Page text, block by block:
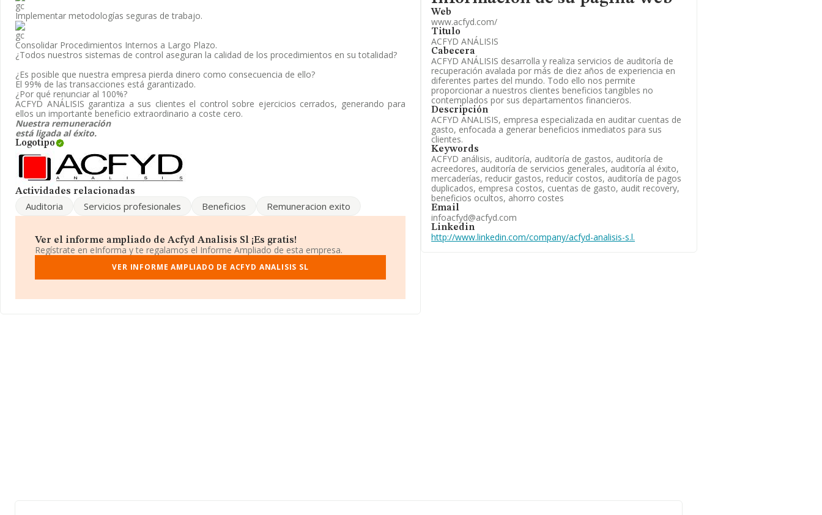
posicionándose en el puesto 30.210 del ranking provincial.
Para ponerse en contacto con sus oficinas, la empresa facilita el número de teléfono 911104089
y su email es
enlacewww.acfyd.com.
La empresa
, B84984491, está situada en Calle Castrobarto núm. 10 3 Oficina
21, (28042), en el municipio de Madrid, Madrid.
En relación con el sector y disponiendo de los datos de hasta 56.767 empresas, la facturación en
el ámbito nacional alcanza los 14.633 millones de euros y se estima que el promedio de la
facturación entre todas las empresas es de 257 mil euros. En relación con la información de la
provincia de Madrid, en la base de datos INFORMA constan 14462 empresas, con ventas en el
año 2024 de 6.197 millones de euros. Por último, con el fin de ampliar la información relativa al
ámbito de la empresa, la media de empleados es de 3. La antigüedad desde la constitución es de
19 años.
Para concluir, la actividad de
Acfyd Analisis S.L
financieros perdidos. En el ranking de provincia, la compañía ha experimentado una subida.
Implementar metodologías seguras de trabajo.
Consolidar Procedimientos Internos a Largo Plazo.
¿Todos nuestros sistemas de control aseguran la calidad de los procedimientos en su totalidad?
¿Es posible que nuestra empresa pierda dinero como consecuencia de ello?
El 99% de las transacciones está garantizado.
¿Por qué renunciar al 100%?
ACFYD ANÁLISIS garantiza a sus clientes el control sobre ejercicios cerrados, generando para
ellos un importante beneficio extraordinario a coste cero.
Nuestra remuneración
está ligada al éxito.
Logotipo
Actividades relacionadas
Auditoria Servicios profesionales Beneficios Remuneracion exito
Ver el informe ampliado de Acfyd Analisis Sl ¡Es gratis!
Regístrate en eInforma y te regalamos el Informe Ampliado de esta empresa.
VER INFORME AMPLIADO DE ACFYD ANALISIS SL
Web
www.acfyd.com/
Titulo
ACFYD ANÁLISIS
Cabecera
ACFYD ANÁLISIS desarrolla y realiza servicios de auditoría de
recuperación avalada por más de diez años de experiencia en
diferentes partes del mundo. Todo ello nos permite
proporcionar a nuestros clientes beneficios tangibles no
contemplados por sus departamentos financieros.
Descripción
ACFYD ANALISIS, empresa especializada en auditar cuentas de
gasto, enfocada a generar beneficios inmediatos para sus
clientes.
Keywords
ACFYD análisis, auditoría, auditoría de gastos, auditoría de
acreedores, auditoría de servicios generales, auditoría al éxito,
mercaderías, reducir gastos, reducir costos, auditoría de pagos
duplicados, empresa costos, cuentas de gasto, audit recovery,
beneficios ocultos, ahorro costes
Email
infoacfyd@acfyd.com
Linkedin
http://www.linkedin.com/company/acfyd-analisis-s.l.